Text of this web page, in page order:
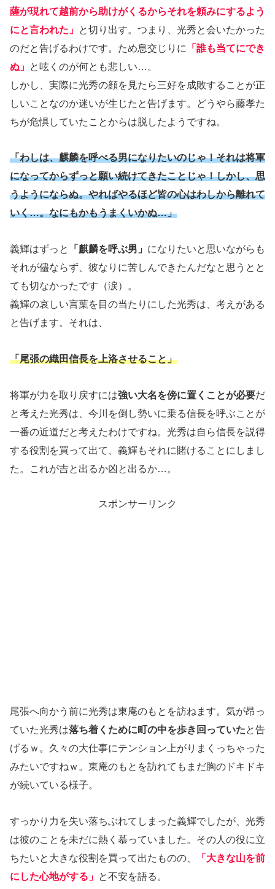
薩が現れて越前から助けがくるからそれを頼みにするよう
にと言われた」 と切り出す。つまり、光秀と会いたかった
のだと告げるわけです。ため息交じりに
「誰も当てにでき
ぬ」 と呟くのが何とも悲しい…。
しかし、実際に光秀の顔を見たら三好を成敗することが正
しいことなのか迷いが生じたと告げます。どうやら藤孝た
ちが危惧していたことからは脱したようですね。
「わしは、麒麟を呼べる男になりたいのじゃ！それは将軍
になってからずっと願い続けてきたことじゃ！しかし、思
うようにならぬ。やればやるほど皆の心はわしから離れて
いく…。なにもかもうまくいかぬ…」
義輝はずっと 「麒麟を呼ぶ男」 になりたいと思いながらも
それが儘ならず、彼なりに苦しんできたんだなと思うとと
ても切なかったです（涙）。
義輝の哀しい言葉を目の当たりにした光秀は、考えがある
と告げます。それは、
「尾張の織田信長を上洛させること」
将軍が力を取り戻すには強い大名を傍に置くことが必要だ
と考えた光秀は、今川を倒し勢いに乗る信長を呼ぶことが
一番の近道だと考えたわけですね。光秀は自ら信長を説得
する役割を買って出て、義輝もそれに賭けることにしまし
た。これが吉と出るか凶と出るか…。
スポンサーリンク
尾張へ向かう前に光秀は東庵のもとを訪ねます。気が昂っ
ていた光秀は落ち着くために町の中を歩き回っていたと告
げるｗ。久々の大仕事にテンション上がりまくっちゃった
みたいですねｗ。東庵のもとを訪れてもまだ胸のドキドキ
が続いている様子。
すっかり力を失い落ちぶれてしまった義輝でしたが、光秀
は彼のことを未だに熱く慕っていました。その人の役に立
ちたいと大きな役割を買って出たものの、
「大きな山を前
にした心地がする」 と不安を語る。